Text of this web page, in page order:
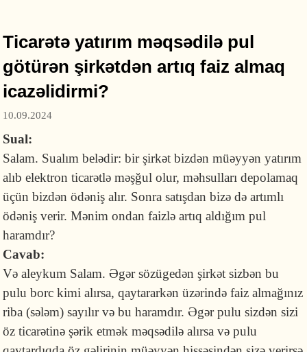
Ticarətə yatırım məqsədilə pul
götürən şirkətdən artıq faiz almaq
icazəlidirmi?
10.09.2024
Sual:
Salam. Sualım belədir: bir şirkət bizdən müəyyən yatırım
alıb elektron ticarətlə məşğul olur, məhsulları depolamaq
üçün bizdən ödəniş alır. Sonra satışdan bizə də artımlı
ödəniş verir. Mənim ondan faizlə artıq aldığım pul
haramdır?
Cavab:
Və aleykum Salam. Əgər sözügedən şirkət sizbən bu
pulu borc kimi alırsa, qaytararkən üzərində faiz almağınız
riba (sələm) sayılır və bu haramdır. Əgər pulu sizdən sizi
öz ticarətinə şərik etmək məqsədilə alırsa və pulu